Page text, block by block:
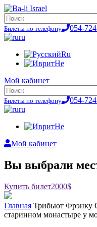
Билеты по телефону
054-
ru
Ru
He
Мой кабинет
Билеты по телефону
054-
ru
He
Мой кабинет
Вы выбрали
Купить билет2000$
Главная Трибьют Фрэнку
старинном монастыре у